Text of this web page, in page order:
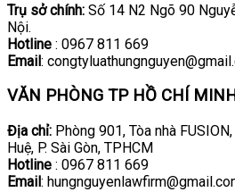
Trụ sở chính: Số 14 N2 Ngõ 90
Nội.
Hotline : 0967 811 669
Email:
VĂN PHÒNG TP HỒ CHÍ
Địa chỉ: Phòng 901, Tòa nhà
Huệ, P. Sài Gòn, TPHCM
Hotline : 0967 811 669
Email :